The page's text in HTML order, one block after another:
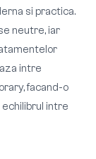
si practica.
neutre, iar
intre
facand-o
intre